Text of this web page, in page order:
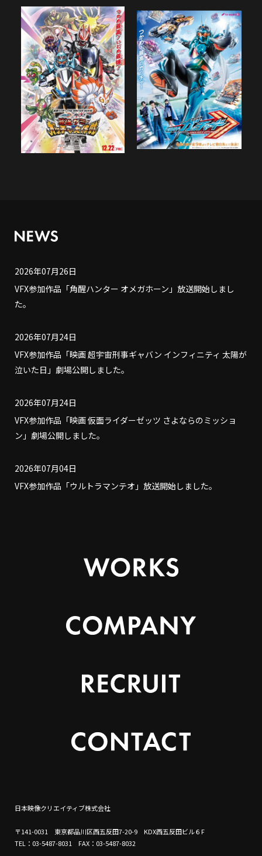
2026年07月26日
VFX参加作品「角醒ハンター オメガホーン」放送開始しまし
た。
2026年07月24日
VFX参加作品「映画 超宇宙刑事ギャバン インフィニティ 太陽が
泣いた日」劇場公開しました。
2026年07月24日
VFX参加作品「映画 仮面ライダーゼッツ さよならのミッショ
ン」劇場公開しました。
2026年07月04日
VFX参加作品「ウルトラマンテオ」放送開始しました。
日本映像クリエイティブ株式会社
〒141-0031 東京都品川区西五反田7-20-9 KDX西五反田ビル６F
TEL：03-5487-8031 FAX：03-5487-8032